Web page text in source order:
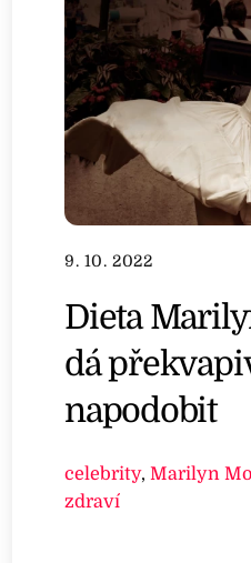
9. 10. 2022
Dieta
dá
napodobit
celebrity,Marilyn
zdraví